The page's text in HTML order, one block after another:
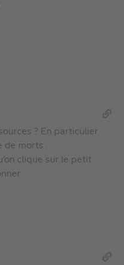
? En particulier
de morts .
clique sur le petit
.